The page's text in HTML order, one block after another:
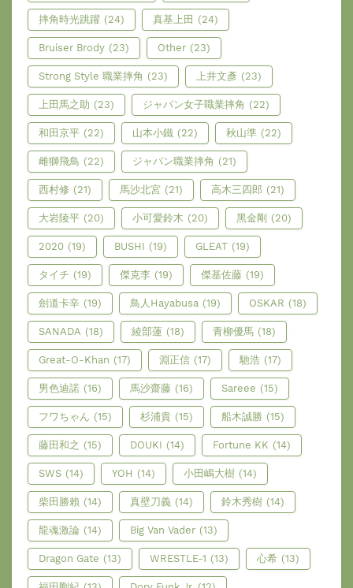
摔角時光跳躍 (24) 真基上田 (24)
Bruiser Brody (23) Other (23)
Strong Style 職業摔角 (23) 上井文彥 (23)
上田馬之助 (23) ジャパン女子職業摔角 (22)
和田京平 (22) 山本小鐵 (22) 秋山準 (22)
雌獅飛鳥 (22) ジャパン職業摔角 (21)
西村修 (21) 馬沙北宮 (21) 高木三四郎 (21)
大岩陵平 (20) 小可愛鈴木 (20) 黑金剛 (20)
2020 (19) BUSHI (19) GLEAT (19)
タイチ (19) 傑克李 (19) 傑基佐藤 (19)
劍道卡辛 (19) 鳥人Hayabusa (19) OSKAR (18)
SANADA (18) 綾部蓮 (18) 青柳優馬 (18)
Great-O-Khan (17) 淵正信 (17) 馳浩 (17)
男色迪諾 (16) 馬沙齋藤 (16) Sareee (15)
フワちゃん (15) 杉浦貴 (15) 船木誠勝 (15)
藤田和之 (15) DOUKI (14) Fortune KK (14)
SWS (14) YOH (14) 小田嶋大樹 (14)
柴田勝賴 (14) 真壁刀義 (14) 鈴木秀樹 (14)
龍魂激論 (14) Big Van Vader (13)
Dragon Gate (13) WRESTLE-1 (13) 心希 (13)